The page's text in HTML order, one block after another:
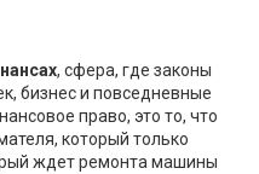
, сфера, где законы
бизнес и повседневные
право, это то, что
который только
ждет ремонта машины